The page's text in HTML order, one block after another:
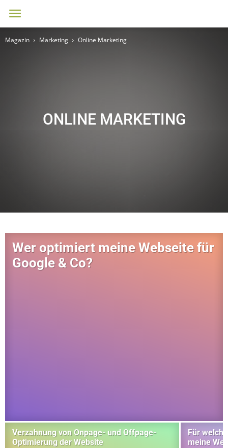
Magazin Marketing Online Marketing
ONLINE MARKETING
Wer optimiert meine Webseite für
Google & Co?
Verzahnung von Onpage- und Offpage-
Optimierung der Website
Für
meine